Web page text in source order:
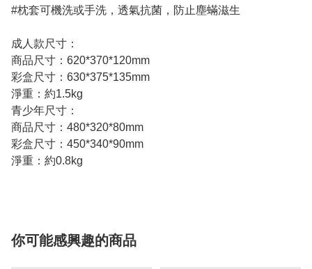
#枕套可機洗或手洗，透氣抗菌，防止塵蟎滋生
成人款尺寸：
商品尺寸：620*370*120mm
彩盒尺寸：630*375*135mm
淨重：約1.5kg
青少年尺寸：
商品尺寸：480*320*80mm
彩盒尺寸：450*340*90mm
淨重：約0.8kg
你可能感興趣的商品